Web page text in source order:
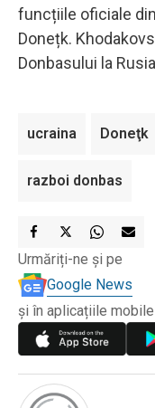
funcțiile oficiale
Donețk.
Donbasului la
ucraina Doneţk
razboi donbas
Urmăriți-ne și pe
Google News
și în aplicațiile mobile